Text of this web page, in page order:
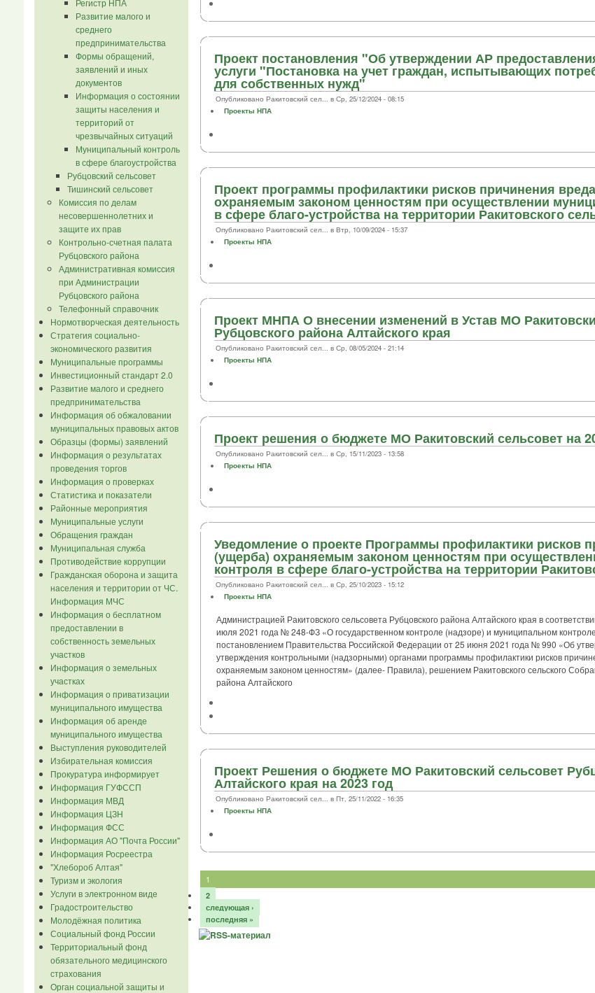
Регистр НПА
Развитие малого и
среднего
предпринимательства
Формы обращений,
заявлений и иных
документов
Информация о состоянии
защиты населения и
территорий от
чрезвычайных ситуаций
Муниципальный контроль
в сфере благоустройства
Рубцовский сельсовет
Тишинский сельсовет
Комиссия по делам
несовершеннолетних и
защите их прав
Контрольно-счетная палата
Рубцовского района
Административная комиссия
при Администрации
Рубцовского района
Телефонный справочник
Нормотворческая деятельность
Стратегия социально-
экономического развития
Муниципальные программы
Инвестиционный стандарт 2.0
Развитие малого и среднего
предпринимательства
Информация об обжаловании
муниципальных правовых актов
Образцы (формы) заявлений
Информация о результатах
проведения торгов
Информация о проверках
Статистика и показатели
Районные мероприятия
Муниципальные услуги
Обращения граждан
Муниципальная служба
Противодействие коррупции
Гражданская оборона и защита
населения и территории от ЧС.
Информация МЧС
Информация о бесплатном
предоставлении в
собственность земельных
участков
Информация о земельных
участках
Информация о приватизации
муниципального имущества
Информация об аренде
муниципального имущества
Выступления руководителей
Избирательная комиссия
Прокуратура информирует
Информация ГУФССП
Информация МВД
Информация ЦЗН
Информация ФСС
Информация АО "Почта России"
Информация Росреестра
"Хлебороб Алтая"
Туризм и экология
Услуги в электронном виде
Градостроительство
Молодёжная политика
Социальный фонд России
Территориальный фонд
обязательного медицинского
страхования
Орган социальной защиты и
Проект постановления "Об утверждении АР
услуги "Постановка на учет граждан, испытывающих
для собственных нужд"
Опубликовано Ракитовский сел... в Ср, 25/12/2024 - 08:15
Проекты НПА
Проект программы профилактики рисков причинения
охраняемым законом ценностям при осуществлении
в сфере благо-устройства на территории Ракитовского
Опубликовано Ракитовский сел... в Втр, 10/09/2024 - 15:37
Проекты НПА
Проект МНПА О внесении изменений в Устав МО
Рубцовского района Алтайского края
Опубликовано Ракитовский сел... в Ср, 08/05/2024 - 21:14
Проекты НПА
Проект решения о бюджете МО Ракитовский сельсовет на
Опубликовано Ракитовский сел... в Ср, 15/11/2023 - 13:58
Проекты НПА
Уведомление о проекте Программы профилактики рисков
(ущерба) охраняемым законом ценностям при
контроля в сфере благо-устройства на территории
Опубликовано Ракитовский сел... в Ср, 25/10/2023 - 15:12
Проекты НПА
Администрацией Ракитовского сельсовета Рубцовского района Алтайского края в
июля 2021 года № 248-ФЗ «О государственном контроле (надзоре) и муниципальном
постановлением Правительства Российской Федерации от 25 июня 2021 года № 990 «Об
утверждения контрольными (надзорными) органами программы профилактики рисков
охраняемым законом ценностям» (далее- Правила), решением Ракитовского сельского
района Алтайского
Проект Решения о бюджете МО Ракитовский сельсовет
Алтайского края на 2023 год
Опубликовано Ракитовский сел... в Пт, 25/11/2022 - 16:35
Проекты НПА
1
2
следующая ›
последняя »